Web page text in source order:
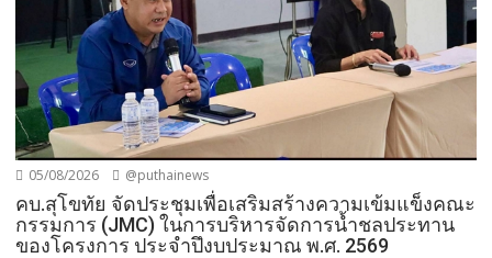
05/08/2026 @puthainews
คบ.สุโขทัย จัดประชุมเพื่อเสริมสร้างความเข้มแข็งคณะ
กรรมการ (JMC) ในการบริหารจัดการน้ำชลประทาน
ของโครงการ ประจำปึงบประมาณ พ.ศ. 2569